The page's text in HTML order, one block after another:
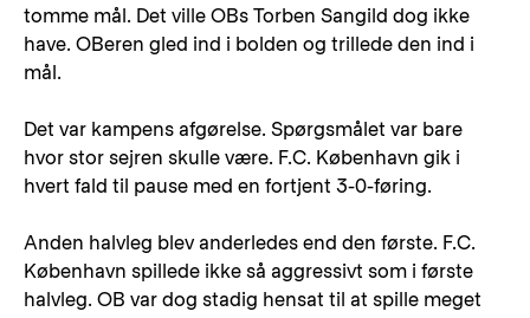
tomme mål. Det ville OBs Torben Sangild dog ikke
have. OBeren gled ind i bolden og trillede den ind i
mål.
Det var kampens afgørelse. Spørgsmålet var bare
hvor stor sejren skulle være. F.C. København gik i
hvert fald til pause med en fortjent 3-0-føring.
Anden halvleg blev anderledes end den første. F.C.
København spillede ikke så aggressivt som i første
halvleg. OB var dog stadig hensat til at spille meget